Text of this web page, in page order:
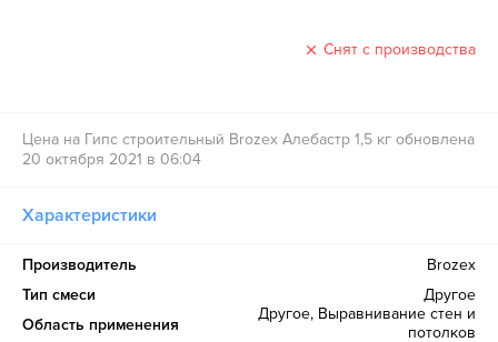
Снят с производства
Цена на Гипс строительный Brozex Алебастр 1,5 кг обновлена
20 октября 2021 в 06:04
Характеристики
Производитель
Brozex
Тип смеси
Другое
Область применения
Другое, Выравнивание стен и
потолков